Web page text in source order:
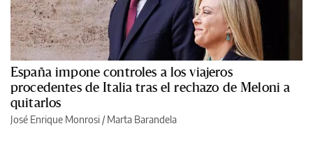
España impone controles a los viajeros
procedentes de Italia tras el rechazo de Meloni a
quitarlos
José Enrique Monrosi / Marta Barandela